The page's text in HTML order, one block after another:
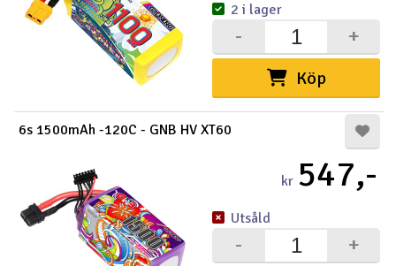
Köp
+
-
2 i lager
6s 1500mAh -120C - GNB HV XT60
kr 547,-
+
-
Utsåld